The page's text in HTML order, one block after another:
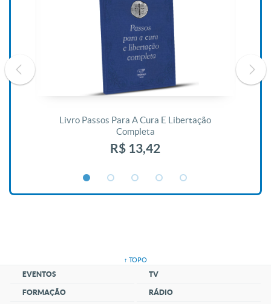
Livro Passos Para A Cura E Libertação
Completa
R$ 13,42
↑ TOPO
EVENTOS
FORMAÇÃO
TV
RÁDIO